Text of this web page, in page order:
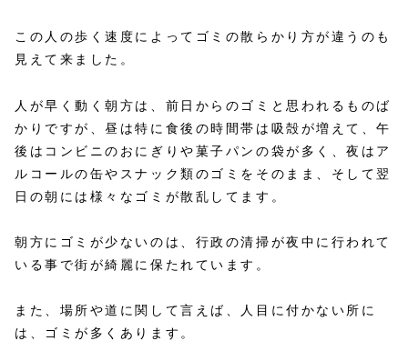
この人の歩く速度によってゴミの散らかり方が違うのも
見えて来ました。
人が早く動く朝方は、前日からのゴミと思われるものば
かりですが、昼は特に食後の時間帯は吸殻が増えて、午
後はコンビニのおにぎりや菓子パンの袋が多く、夜はア
ルコールの缶やスナック類のゴミをそのまま、そして翌
日の朝には様々なゴミが散乱してます。
朝方にゴミが少ないのは、行政の清掃が夜中に行われて
いる事で街が綺麗に保たれています。
また、場所や道に関して言えば、人目に付かない所に
は、ゴミが多くあります。